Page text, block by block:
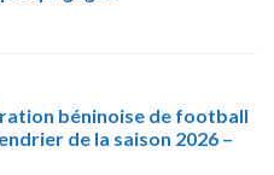
béninoise de football
de la saison 2026 –